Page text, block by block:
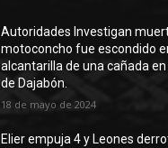
Autoridades Investigan
motoconcho fue escondido
alcantarilla de una cañada
de Dajabón.
18 de mayo de 2024
Elier empuja 4 y Leones